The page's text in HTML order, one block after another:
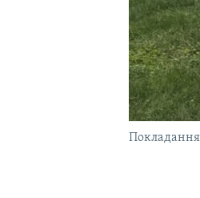
Покладання